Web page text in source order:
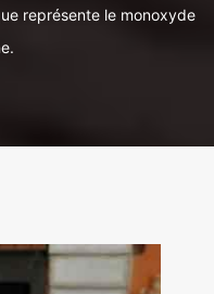
représente le monoxyde